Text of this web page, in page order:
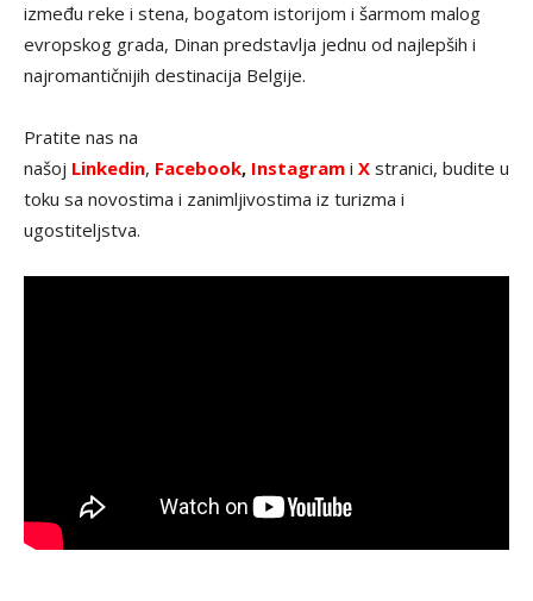
između reke i stena, bogatom istorijom i šarmom malog
evropskog grada, Dinan predstavlja jednu od najlepših i
najromantičnijih destinacija Belgije.
Pratite nas na
našoj Linkedin, Facebook, Instagram i X stranici, budite u
toku sa novostima i zanimljivostima iz turizma i
ugostiteljstva.